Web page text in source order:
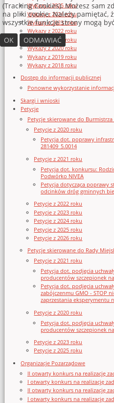
Wykazy z 2025 roku
Wykazy z 2024 roku
Wykazy z 2023 roku
Wykazy z 2022 roku
Wykazy z 2021 roku
Wykazy z 2020 roku
Wykazy z 2019 roku
Wykazy z 2018 roku
Dostęp do informacji publicznej
Ponowne wykorzystanie
Skargi i wnioski
Petycje
Petycje skierowane do
Petycje z 2020 roku
Petycja dot. poprawy
281409_5.0014
Petycje z 2021 roku
Petycja dot. konkursu:
Podwórko NIVEA
Petycja dotycząca poprawy
odcinków dróg gminnych
Petycje z 2022 roku
Petycje z 2023 roku
Petycje z 2024 roku
Petycje z 2025 roku
Petycje z 2026 roku
Petycje skierowane do Rady
Petycje z 2021 roku
Petycja dot. podjęcia
producentów szczepionek
Petycja dot. podjęcia
zabójczenmu GMO - STOP
zaprzestania eksperymentu
Petycje z 2020 roku
Petycja dot. podjęcia
producentów szczepionek
Petycje z 2023 roku
Petycje z 2025 roku
Organizacje Pozarządowe
II otwarty konkurs na realizację
I otwarty konkurs na realizację
II otwarty konkurs na realizację
I otwarty konkurs na realizację
(Tracking Cookies). Możesz sam
na pliki cookie. Należy pamiętać,
wszystkie funkcje strony mogą
OK
ODMAWIAĆ